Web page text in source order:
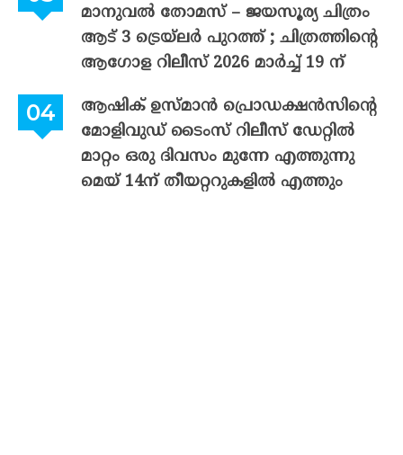
മാനുവൽ തോമസ് – ജയസൂര്യ ചിത്രം
ആട് 3 ട്രെയ്‌ലർ പുറത്ത് ; ചിത്രത്തിന്റെ
ആഗോള റിലീസ് 2026 മാർച്ച് 19 ന്
ആഷിക് ഉസ്മാൻ പ്രൊഡക്ഷൻസിന്റെ
മോളിവുഡ് ടൈംസ് റിലീസ് ഡേറ്റിൽ
മാറ്റം ഒരു ദിവസം മുന്നേ എത്തുന്നു
മെയ് 14ന് തീയറ്ററുകളിൽ എത്തും